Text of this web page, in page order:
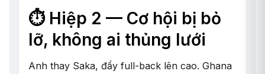
⏱️ Hiệp 2 — Cơ hội bị bỏ
lỡ, không ai thủng lưới
Anh thay Saka, đẩy full-back lên cao. Ghana